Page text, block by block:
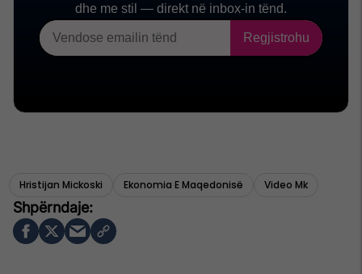
Hristijan Mickoski Ekonomia E Maqedonisë Video Mk